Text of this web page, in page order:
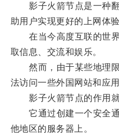
影子火箭节点是一种翻
助用户实现更好的上网体验
在当今高度互联的世界
取信息、交流和娱乐。
然而，由于某些地理限
法访问一些外国网站和应用
影子火箭节点的作用就
它通过创建一个安全通
他地区的服务器上。